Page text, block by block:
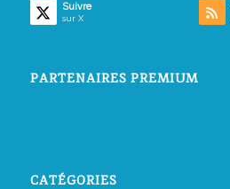
Suivre
sur X
PARTENAIRES PREMIUM
CATÉGORIES